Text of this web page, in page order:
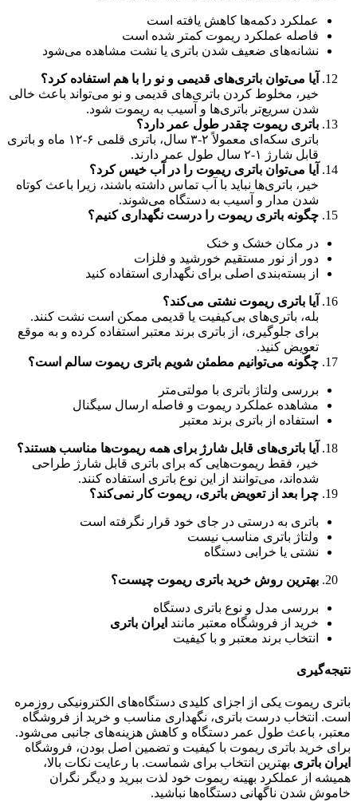
عملکرد دکمه‌ها کاهش یافته است
فاصله عملکرد ریموت کمتر شده است
نشانه‌های ضعیف شدن باتری یا نشت مشاهده می‌شود
آیا می‌توان باتری‌های قدیمی و نو را با هم استفاده کرد؟
خیر، مخلوط کردن باتری‌های قدیمی و نو می‌تواند باعث خالی
شدن سریع‌تر باتری‌ها و آسیب به ریموت شود.
باتری ریموت چقدر طول عمر دارد؟
باتری سکه‌ای معمولاً ۲-۳ سال، باتری قلمی ۶-۱۲ ماه و باتری
قابل شارژ ۱-۲ سال طول عمر دارند.
آیا می‌توان باتری ریموت را در آب خیس کرد؟
خیر، باتری‌ها نباید با آب تماس داشته باشند، زیرا باعث کوتاه
شدن مدار و آسیب به دستگاه می‌شوند.
چگونه باتری ریموت را درست نگهداری کنیم؟
در مکان خشک و خنک
دور از نور مستقیم خورشید و فلزات
از بسته‌بندی اصلی برای نگهداری استفاده کنید
آیا باتری ریموت نشتی می‌کند؟
بله، باتری‌های بی‌کیفیت یا قدیمی ممکن است نشت کنند.
برای جلوگیری، از باتری برند معتبر استفاده کرده و به موقع
تعویض کنید.
چگونه می‌توانیم مطمئن شویم باتری ریموت سالم است؟
بررسی ولتاژ باتری با مولتی‌متر
مشاهده عملکرد ریموت و فاصله ارسال سیگنال
استفاده از باتری برند معتبر
آیا باتری‌های قابل شارژ برای همه ریموت‌ها مناسب هستند؟
خیر، فقط ریموت‌هایی که برای باتری قابل شارژ طراحی
شده‌اند، می‌توانند از این نوع باتری استفاده کنند.
چرا بعد از تعویض باتری، ریموت کار نمی‌کند؟
باتری به درستی در جای خود قرار نگرفته است
ولتاژ باتری مناسب نیست
نشتی یا خرابی دستگاه
بهترین روش خرید باتری ریموت چیست؟
بررسی مدل و نوع باتری دستگاه
خرید از فروشگاه معتبر مانند ایران باتری
انتخاب برند معتبر و با کیفیت
نتیجه‌گیری
باتری ریموت یکی از اجزای کلیدی دستگاه‌های الکترونیکی روزمره
است. انتخاب درست باتری، نگهداری مناسب و خرید از فروشگاه
معتبر، باعث طول عمر دستگاه و کاهش هزینه‌های جانبی می‌شود.
برای خرید باتری ریموت با کیفیت و تضمین اصل بودن، فروشگاه
ایران باتری بهترین انتخاب برای شماست. با رعایت نکات بالا،
همیشه از عملکرد بهینه ریموت خود لذت ببرید و دیگر نگران
خاموش شدن ناگهانی دستگاه‌ها نباشید.